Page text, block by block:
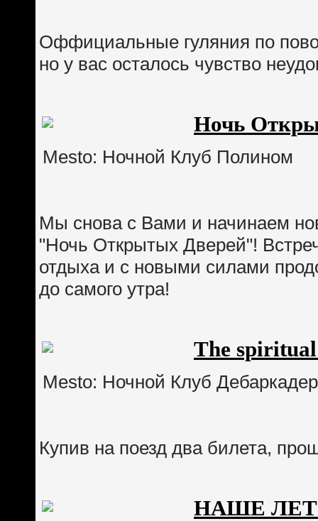
Оффициальные гуляния по
но у вас осталось чувство
Ночь
Mesto: Ночной Клуб Полином
Мы снова с Вами и начинаем
"Ночь Открытых Дверей"!
отдыха и с новыми силами
до самого утра!
The
Mesto: Ночной Клуб Дебаркадер
Купив на поезд два билета,
НАШЕ